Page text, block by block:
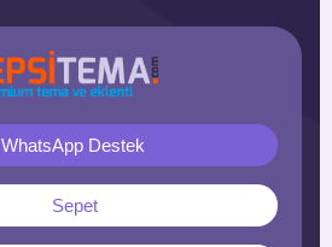
WhatsApp Destek
Sepet